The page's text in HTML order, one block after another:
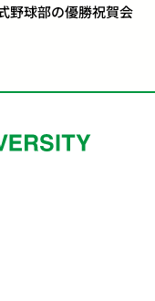
野球部の優勝祝賀会